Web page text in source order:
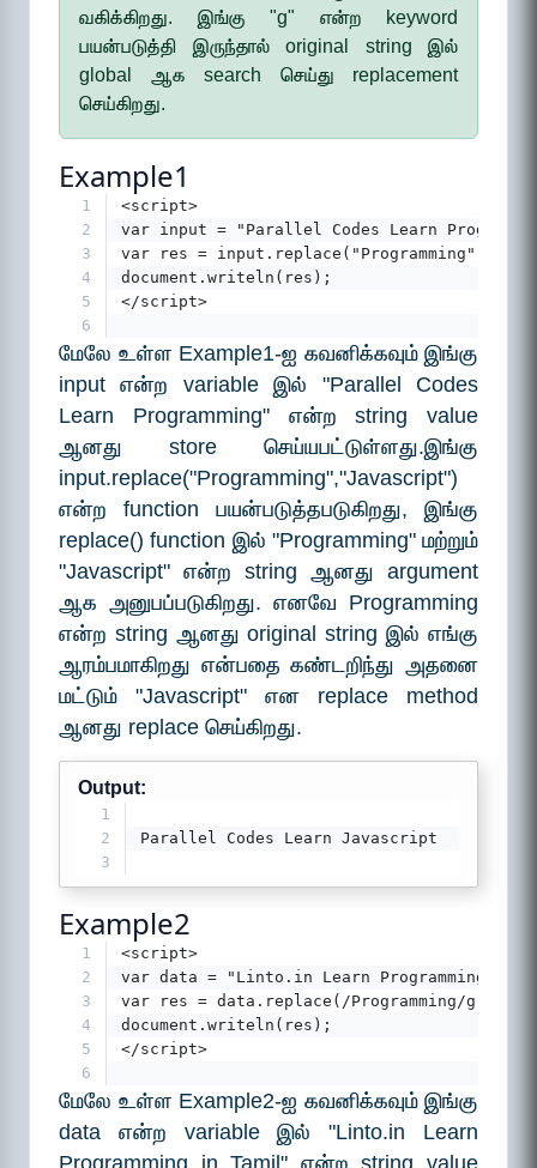
வகிக்கிறது. இங்கு "g" என்ற keyword
பயன்படுத்தி இருந்தால் original string இல்
global ஆக search செய்து replacement
செய்கிறது.
Example1
1
<script>
2
var input = "Parallel Codes Learn
3
var res =
4
document.writeln(res);
5
</script>
6
மேலே உள்ள Example1-ஐ கவனிக்கவும் இங்கு
input என்ற variable இல் "Parallel Codes
Learn Programming" என்ற string value
ஆனது store செய்யபட்டுள்ளது.இங்கு
input.replace("Programming","Javascript")
என்ற function பயன்படுத்தபடுகிறது, இங்கு
replace() function இல் "Programming" மற்றும்
"Javascript" என்ற string ஆனது argument
ஆக அனுபப்படுகிறது. எனவே Programming
என்ற string ஆனது original string இல் எங்கு
ஆரம்பமாகிறது என்பதை கண்டறிந்து அதனை
மட்டும் "Javascript" என replace method
ஆனது replace செய்கிறது.
Output:
1
2
Parallel Codes Learn Javascript
3
Example2
1
<script>
2
var data = "Linto.in Learn Programming in
3
var res = data.replace(/Programming/
4
document.writeln(res);
5
</script>
6
மேலே உள்ள Example2-ஐ கவனிக்கவும் இங்கு
data என்ற variable இல் "Linto.in Learn